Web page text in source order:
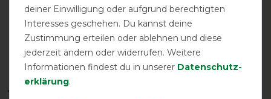
Komfortbereich
*Der tatsächliche Temperaturbereich hängt von vielen Faktoren ab, u. a. -
deiner Einwilligung oder aufgrund berechtigten
Interesses geschehen. Du kannst deine
Zustimmung erteilen oder ablehnen und diese
jederzeit ändern oder widerrufen. Weitere
Informationen findest du in unserer Daten­schutz­
erklärung.